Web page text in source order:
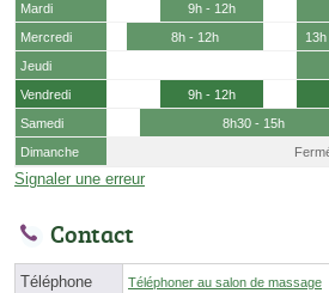
Mardi
9h - 12h
Mercredi
8h - 12h
Jeudi
Vendredi
9h - 12h
Samedi
8h30 - 15h
Dimanche
Signaler une erreur
Contact
Téléphone Téléphoner au salon de massage